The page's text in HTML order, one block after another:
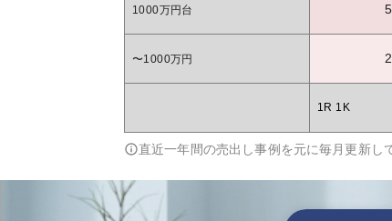
1000万円台 5
〜1000万円 2
1R 1K
直近一年間の売出し事例を元に毎月更新し